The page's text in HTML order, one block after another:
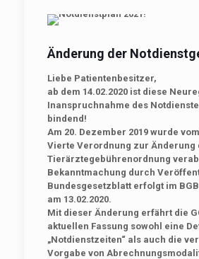
Änderung der
Liebe Patientenbesitzer,
ab dem 14.02.2020 ist diese
Inanspruchnahme des
bindend!
Am 20. Dezember 2019 wurde
Vierte Verordnung zur Änderung
Tierärztegebührenordnung
Bekanntmachung durch
Bundesgesetzblatt erfolgt im
am 13.02.2020.
Mit dieser Änderung erfährt die
aktuellen Fassung sowohl eine
„Notdienstzeiten“ als auch die
Vorgabe von